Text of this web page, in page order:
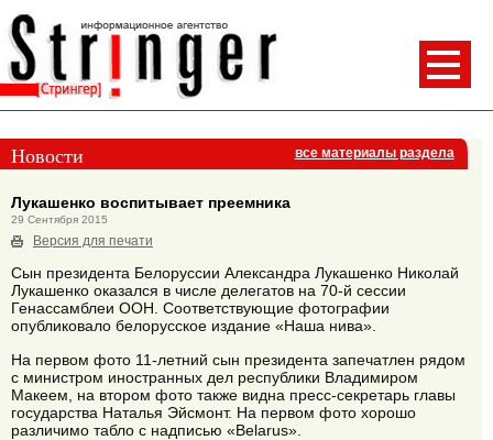
Новости все материалы раздела
Лукашенко воспитывает преемника
29 Сентября 2015
Версия для печати
Сын президента Белоруссии Александра Лукашенко Николай
Лукашенко оказался в числе делегатов на 70-й сессии
Генассамблеи ООН. Соответствующие фотографии
опубликовало белорусское издание «Наша нива».
На первом фото 11-летний сын президента запечатлен рядом
с министром иностранных дел республики Владимиром
Макеем, на втором фото также видна пресс-секретарь главы
государства Наталья Эйсмонт. На первом фото хорошо
различимо табло с надписью «Belarus».